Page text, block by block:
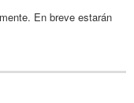
En breve estarán